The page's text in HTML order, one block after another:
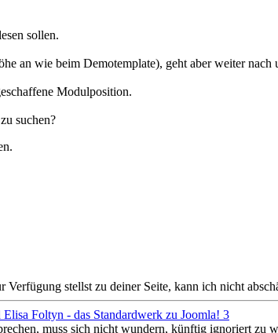
sollen.
an wie beim Demotemplate), geht aber weiter
Modulposition.
suchen?
stellst zu deiner Seite, kann ich nicht
Foltyn - das Standardwerk zu Joomla! 3
muss sich nicht wundern, künftig ignoriert zu